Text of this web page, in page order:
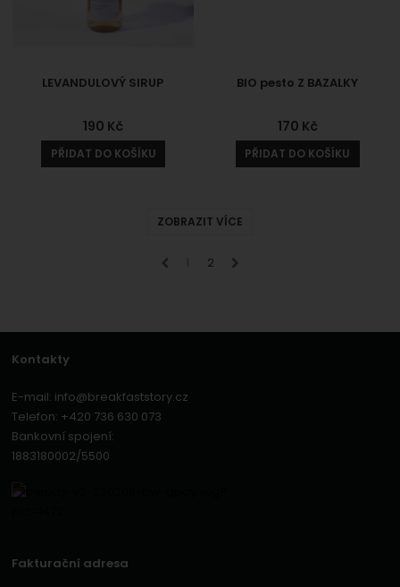
LEVANDULOVÝ SIRUP
190 Kč
PŘIDAT DO KOŠÍKU
BIO pesto Z BAZALKY
170 Kč
PŘIDAT DO KOŠÍKU
ZOBRAZIT VÍCE
předchozí 2 následující
Kontakty
E-mail: info@breakfaststory.cz
Telefon: +420 736 630 073
Bankovní spojení:
1883180002/5500
Fakturační adresa